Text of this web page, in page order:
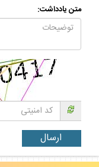
متن يادداشت: